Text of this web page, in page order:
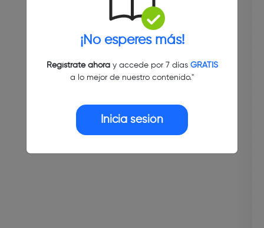
¡No esperes más!
Regístrate ahoray accede por 7 días GRATIS
a lo mejor de nuestro contenido."
Inicia sesión